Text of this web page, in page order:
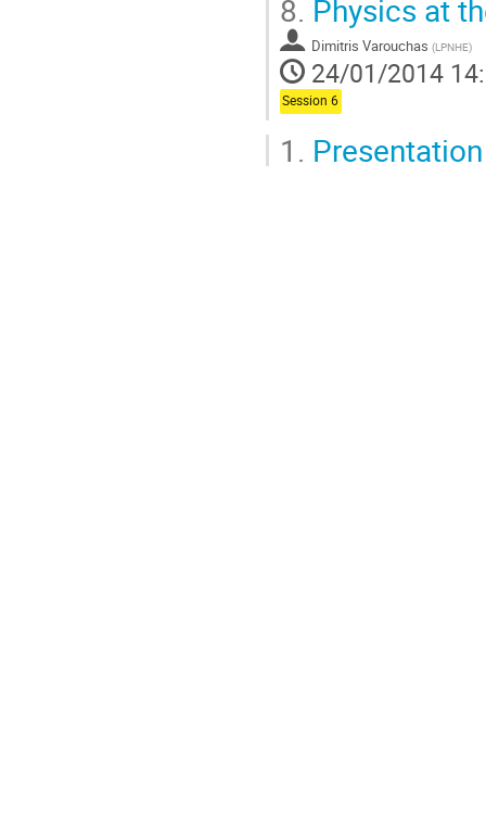
8. Physics at
Dimitris Varouchas (LPNHE)
24/01/2014
Session 6
1.